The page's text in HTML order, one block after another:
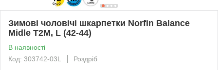
Зимові чоловічі шкарпетки Norfin Balance
Midle T2M, L (42-44)
В наявності
Код: 303742-03L
Роздріб